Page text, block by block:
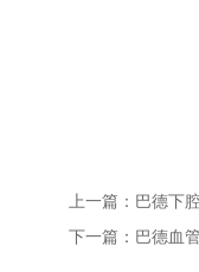
上一篇： 巴德下
下一篇： 巴德血